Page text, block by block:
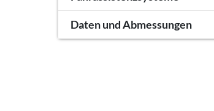
Daten und Abmessungen